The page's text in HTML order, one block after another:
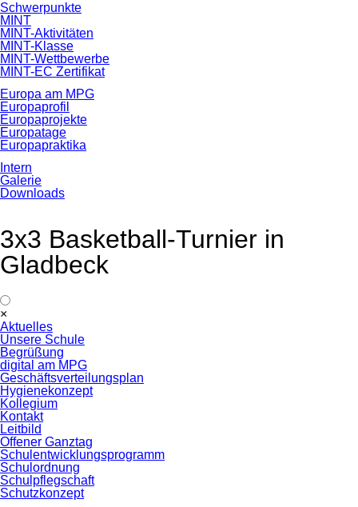
Schwerpunkte
MINT
MINT-Aktivitäten
MINT-Klasse
MINT-Wettbewerbe
MINT-EC Zertifikat
Europa am MPG
Europaprofil
Europaprojekte
Europatage
Europapraktika
Intern
Galerie
Downloads
3x3 Basketball-Turnier in
Gladbeck
×
überspringen
Aktuelles
Unsere Schule
Begrüßung
digital am MPG
Geschäftsverteilungsplan
Hygienekonzept
Kollegium
Kontakt
Leitbild
Offener Ganztag
Schulentwicklungsprogramm
Schulordnung
Schulpflegschaft
Schutzkonzept